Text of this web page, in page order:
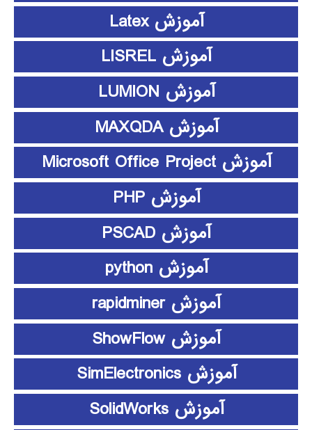
آموزش Latex
آموزش LISREL
آموزش LUMION
آموزش MAXQDA
آموزش Microsoft Office Project
آموزش PHP
آموزش PSCAD
آموزش python
آموزش rapidminer
آموزش ShowFlow
آموزش SimElectronics
آموزش SolidWorks